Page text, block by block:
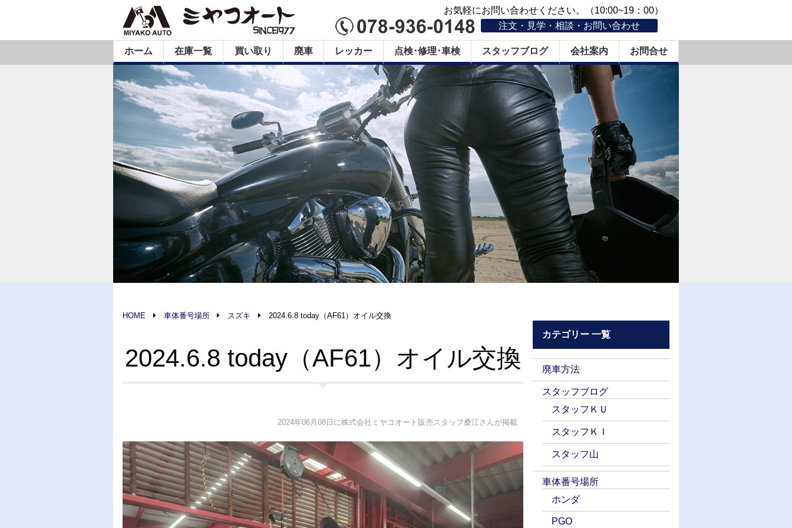
お気軽にお問い合わせください。（10:00~19：00）
注文・見学・相談・お問い合わせ
ホーム 在庫一覧 買い取り 廃車 レッカー 点検･修理･車検 スタッフブログ 会社案内 お問合せ
HOME 車体番号場所 スズキ 2024.6.8 today（AF61）オイル交換
2024.6.8 today（AF61）オイル交換
2024年06月08日に株式会社ミヤコオート販売スタッフ桑江さんが掲載
カテゴリー 一覧
廃車方法
スタッフブログ
スタッフＫＵ
スタッフＫＩ
スタッフ山
車体番号場所
ホンダ
PGO